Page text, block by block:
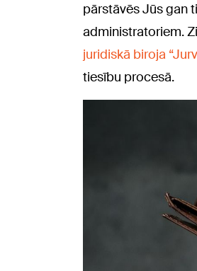
pārstāvēs Jūs gan
administratoriem.
juridiskā biroja
tiesību procesā.